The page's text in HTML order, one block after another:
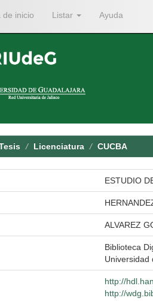
inicio Listar Ayuda
Licenciatura CUCBA
ESTUDIO
ALVAREZ
Biblioteca
Universidad
http://
http://